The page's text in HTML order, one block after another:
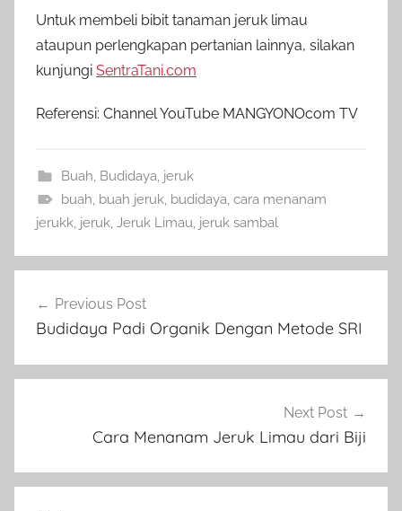
Untuk membeli bibit tanaman jeruk limau
ataupun perlengkapan pertanian lainnya, silakan
kunjungi SentraTani.com
Referensi: Channel YouTube MANGYONOcom TV
Buah, Budidaya, jeruk
buah, buah jeruk, budidaya, cara menanam
jerukk, jeruk, Jeruk Limau, jeruk sambal
pos
Previous Post
Budidaya Padi Organik Dengan Metode SRI
Next Post
Cara Menanam Jeruk Limau dari Biji